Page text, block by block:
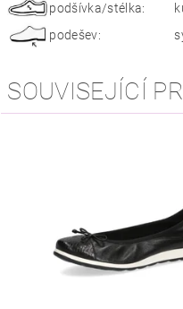
podšívka/stélka:
podešev:
SOUVISEJÍCÍ